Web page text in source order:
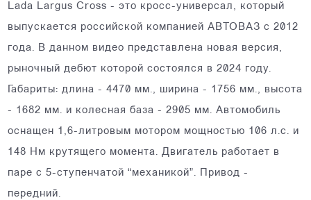
Lada Largus Cross - это кросс-универсал, который
выпускается российской компанией АВТОВАЗ с 2012
года. В данном видео представлена новая версия,
рыночный дебют которой состоялся в 2024 году.
Габариты: длина - 4470 мм., ширина - 1756 мм., высота
- 1682 мм. и колесная база - 2905 мм. Автомобиль
оснащен 1,6-литровым мотором мощностью 106 л.с. и
148 Нм крутящего момента. Двигатель работает в
паре с 5-ступенчатой “механикой”. Привод -
передний.